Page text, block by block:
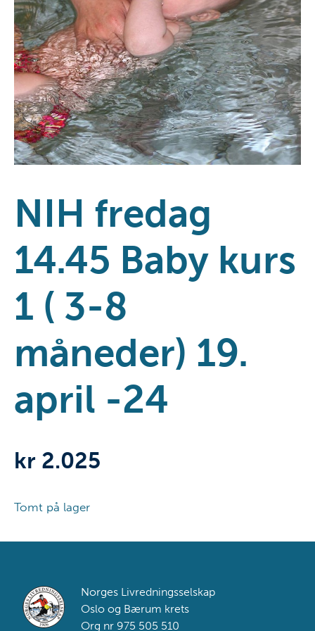
NIH fredag
14.45 Baby kurs
1 ( 3-8
måneder) 19.
april -24
kr 2.025
Tomt på lager
Footer
Norges Livredningsselskap
Oslo og Bærum krets
Org nr 975 505 510